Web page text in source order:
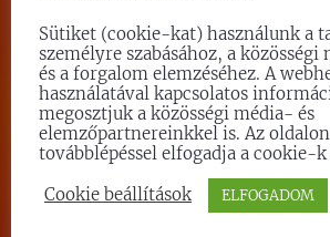
SCREIBEN SIE
Sütiket (cookie-kat) használunk a
személyre szabásához, a
és a forgalom elemzéséhez. A
használatával kapcsolatos
megosztjuk a közösségi média- és
elemzőpartnereinkkel is. Az
továbblépéssel elfogadja a cookie-
Cookie beállítások ELFOGADOM